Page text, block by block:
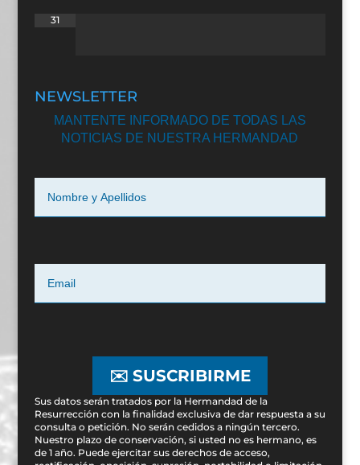
31
NEWSLETTER
MANTENTE INFORMADO DE TODAS LAS
NOTICIAS DE NUESTRA HERMANDAD
✉️ SUSCRIBIRME
Sus datos serán tratados por la Hermandad de la
Resurrección con la finalidad exclusiva de dar respuesta a su
consulta o petición. No serán cedidos a ningún tercero.
Nuestro plazo de conservación, si usted no es hermano, es
de 1 año. Puede ejercitar sus derechos de acceso,